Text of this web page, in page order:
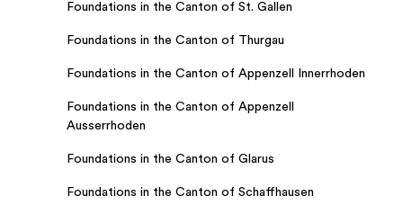
Foundations in the Canton of St. Gallen
Foundations in the Canton of Thurgau
Foundations in the Canton of Appenzell Innerrhoden
Foundations in the Canton of Appenzell
Ausserrhoden
Foundations in the Canton of Glarus
Foundations in the Canton of Schaffhausen